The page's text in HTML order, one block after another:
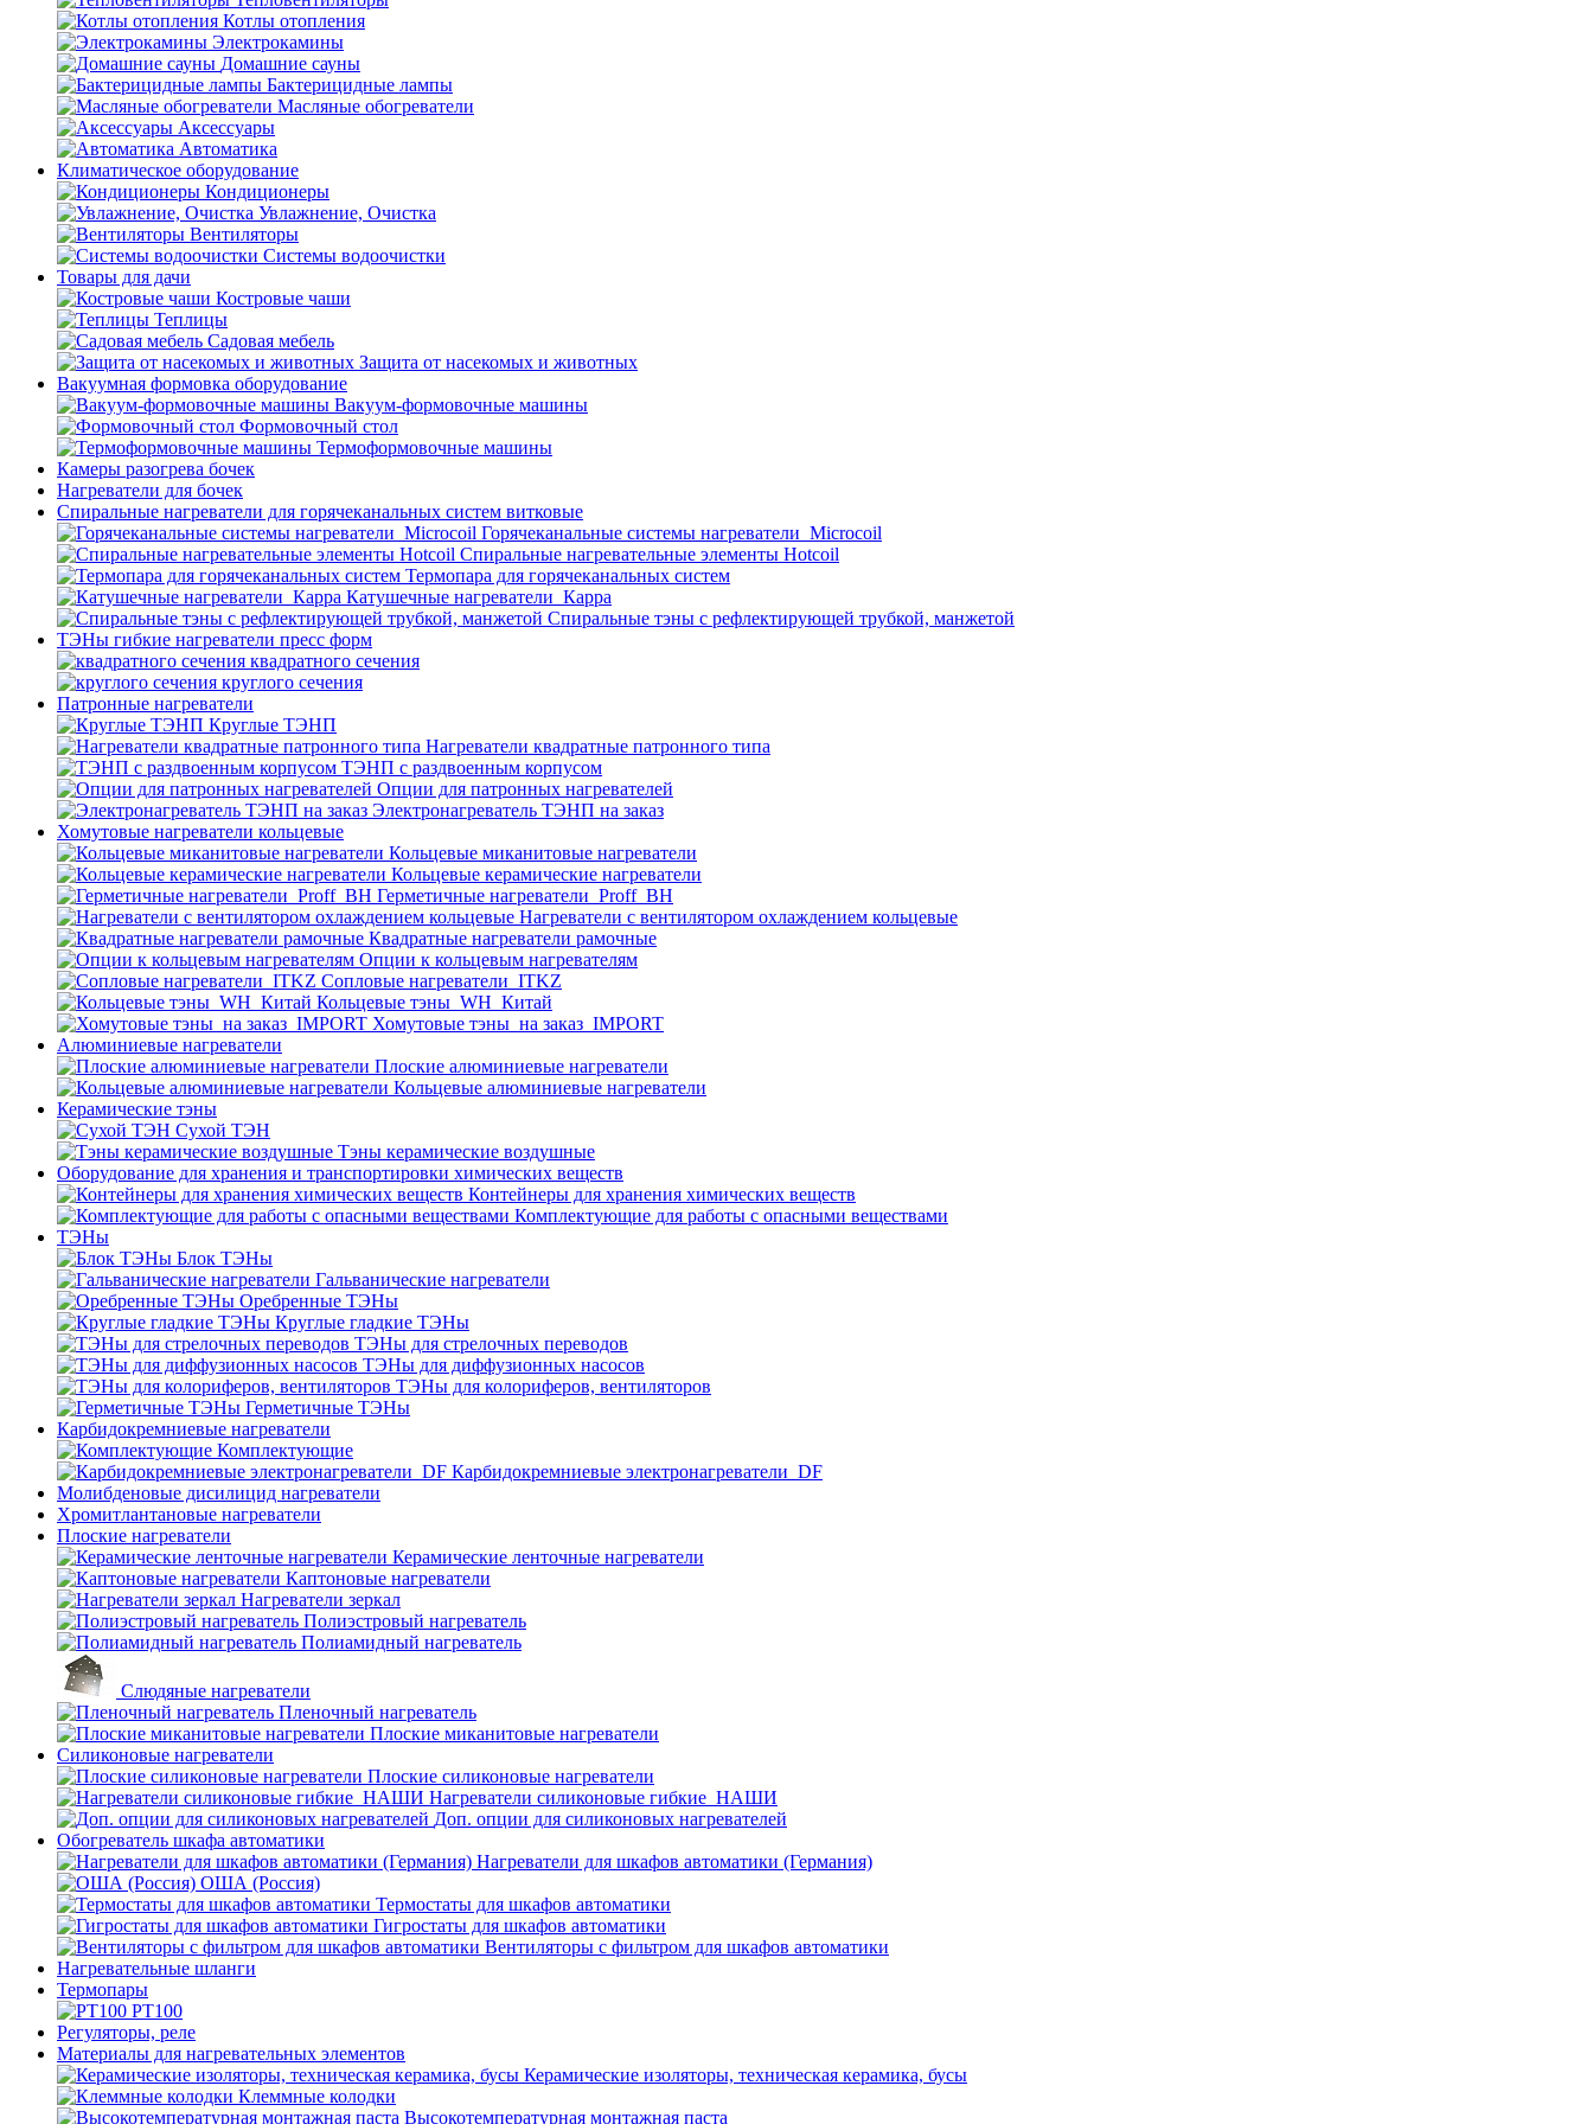
Котлы отопления
Электрокамины
Домашние сауны
Бактерицидные лампы
Масляные обогреватели
Аксессуары
Автоматика
Климатическое оборудование
Кондиционеры
Увлажнение, Очистка
Вентиляторы
Системы водоочистки
Товары для дачи
Костровые чаши
Теплицы
Садовая мебель
Защита от насекомых и животных
Вакуумная формовка оборудование
Вакуум-формовочные машины
Формовочный стол
Термоформовочные машины
Камеры разогрева бочек
Нагреватели для бочек
Спиральные нагреватели для горячеканальных систем витковые
Горячеканальные системы нагреватели_Microcoil
Спиральные нагревательные элементы Hotcoil
Термопара для горячеканальных систем
Катушечные нагреватели_Карра
Спиральные тэны с рефлектирующей трубкой, манжетой
ТЭНы гибкие нагреватели пресс форм
квадратного сечения
круглого сечения
Патронные нагреватели
Круглые ТЭНП
Нагреватели квадратные патронного типа
ТЭНП с раздвоенным корпусом
Опции для патронных нагревателей
Электронагреватель ТЭНП на заказ
Хомутовые нагреватели кольцевые
Кольцевые миканитовые нагреватели
Кольцевые керамические нагреватели
Герметичные нагреватели_Proff_BH
Нагреватели с вентилятором охлаждением кольцевые
Квадратные нагреватели рамочные
Опции к кольцевым нагревателям
Cопловые нагреватели_ITKZ
Кольцевые тэны_WH_Китай
Хомутовые тэны_на заказ_IMPORT
Алюминиевые нагреватели
Плоские алюминиевые нагреватели
Кольцевые алюминиевые нагреватели
Керамические тэны
Сухой ТЭН
Тэны керамические воздушные
Оборудование для хранения и транспортировки химических веществ
Контейнеры для хранения химических веществ
Комплектующие для работы с опасными веществами
ТЭНы
Блок ТЭНы
Гальванические нагреватели
Оребренные ТЭНы
Круглые гладкие ТЭНы
ТЭНы для стрелочных переводов
ТЭНы для диффузионных насосов
ТЭНы для колориферов, вентиляторов
Герметичные ТЭНы
Карбидокремниевые нагреватели
Комплектующие
Карбидокремниевые электронагреватели_DF
Молибденовые дисилицид нагреватели
Хромитлантановые нагреватели
Плоские нагреватели
Керамические ленточные нагреватели
Каптоновые нагреватели
Нагреватели зеркал
Полиэстровый нагреватель
Полиамидный нагреватель
Слюдяные нагреватели
Пленочный нагреватель
Плоские миканитовые нагреватели
Силиконовые нагреватели
Плоские силиконовые нагреватели
Нагреватели силиконовые гибкие_НАШИ
Доп. опции для силиконовых нагревателей
Обогреватель шкафа автоматики
Нагреватели для шкафов автоматики (Германия)
ОША (Россия)
Термостаты для шкафов автоматики
Гигростаты для шкафов автоматики
Вентиляторы с фильтром для шкафов автоматики
Нагревательные шланги
Термопары
PT100
Регуляторы, реле
Материалы для нагревательных элементов
Керамические изоляторы, техническая керамика, бусы
Клеммные колодки
Высокотемпературная монтажная паста